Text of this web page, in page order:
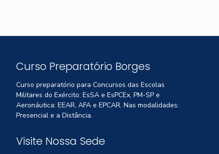
Curso Preparatório Borges
Curso preparatório para Concursos das Escolas
Militares do Exército: EsSA e EsPCEx, PM-SP e
Aeronáutica: EEAR, AFA e EPCAR. Nas modalidades:
Presencial e a Distância.
Visite Nossa Sede